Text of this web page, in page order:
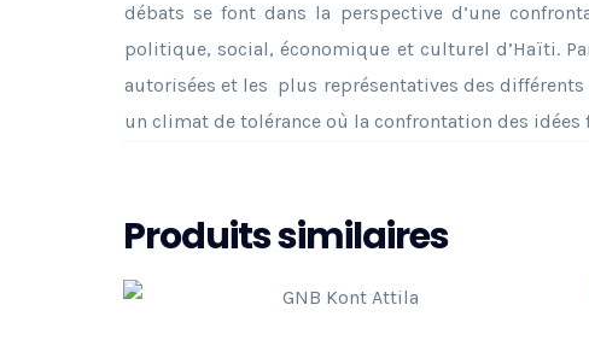
débats se font dans la perspective d’une
politique, social, économique et culturel d’Haïti.
autorisées et les plus représentatives des
un climat de tolérance où la confrontation des
Produits similaires